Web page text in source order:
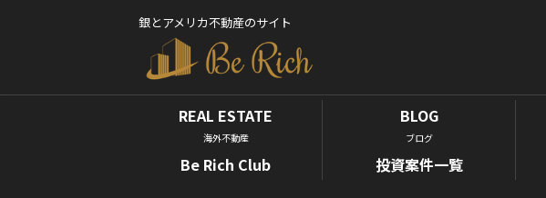
銀とアメリカ不動産のサイト
REAL ESTATE
海外不動産
BLOG
ブログ
Be Rich Club 投資案件一覧